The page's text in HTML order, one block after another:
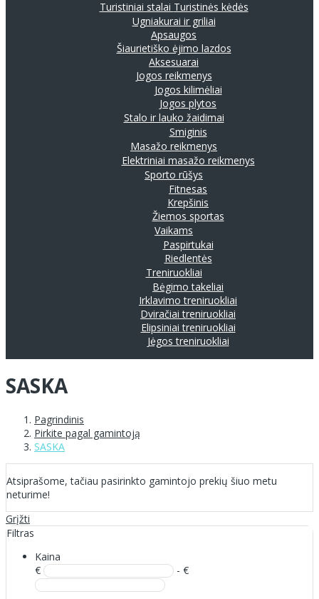
Turistiniai stalai Turistinės kėdės
Ugniakurai ir griliai
Apsaugos
Šiaurietiško ėjimo lazdos
Aksesuarai
Jogos reikmenys
Jogos kilimėliai
Jogos plytos
Stalo ir lauko žaidimai
Smiginis
Masažo reikmenys
Elektriniai masažo reikmenys
Sporto rūšys
Fitnesas
Krepšinis
Žiemos sportas
Vaikams
Paspirtukai
Riedlentės
Treniruokliai
Bėgimo takeliai
Irklavimo treniruokliai
Dviračiai treniruokliai
Elipsiniai treniruokliai
Jėgos treniruokliai
SASKA
Pagrindinis
Pirkite pagal gamintoją
SASKA
Atsiprašome, tačiau pasirinkto gamintojo prekių šiuo metu
neturime!
Grįžti
Filtras
Kaina
€
- €